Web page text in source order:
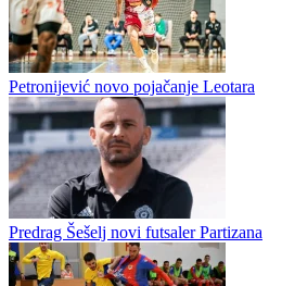
Proleter postigao 15 golova u dvije
Proleter iz Dvorova predstavio je svoja
sezonu drugoligaškog "Istoka". U
Stokanović iz dobojske Sloge, dok je iz